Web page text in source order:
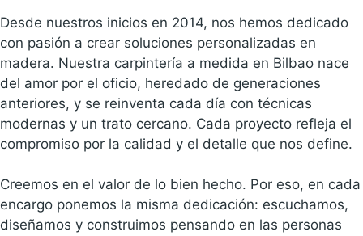
Desde nuestros inicios en 2014, nos hemos dedicado
con pasión a crear soluciones personalizadas en
madera. Nuestra carpintería a medida en Bilbao nace
del amor por el oficio, heredado de generaciones
anteriores, y se reinventa cada día con técnicas
modernas y un trato cercano. Cada proyecto refleja el
compromiso por la calidad y el detalle que nos define.
Creemos en el valor de lo bien hecho. Por eso, en cada
encargo ponemos la misma dedicación: escuchamos,
diseñamos y construimos pensando en las personas